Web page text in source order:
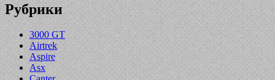
Рубрики
3000 GT
Airtrek
Aspire
Asx